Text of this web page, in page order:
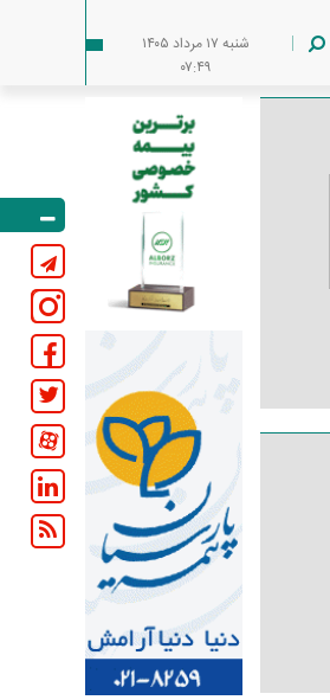
شنبه ۱۷ مرداد ۱۴۰۵
۰۷:۴۹